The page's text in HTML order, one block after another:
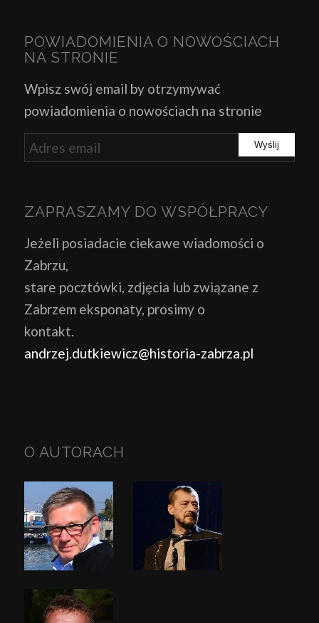
POWIADOMIENIA O NOWOŚCIACH
NA STRONIE
Wpisz swój email by otrzymywać
powiadomienia o nowościach na stronie
ZAPRASZAMY DO WSPÓŁPRACY
Jeżeli posiadacie ciekawe wiadomości o
Zabrzu,
stare pocztówki, zdjęcia lub związane z
Zabrzem eksponaty, prosimy o
kontakt.
andrzej.dutkiewicz@historia-zabrza.pl
O AUTORACH